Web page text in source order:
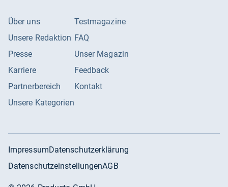
Über uns
Unsere Redaktion
Presse
Karriere
Partnerbereich
Unsere Kategorien
Testmagazine
FAQ
Unser Magazin
Feedback
Kontakt
ImpressumDatenschutzerklärung
DatenschutzeinstellungenAGB